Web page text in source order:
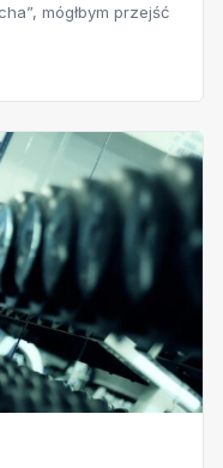
mógłbym przejść